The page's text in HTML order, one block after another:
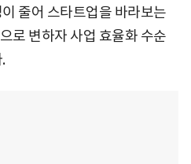
줄어 스타트업을 바라보는
로 변하자 사업 효율화 수순